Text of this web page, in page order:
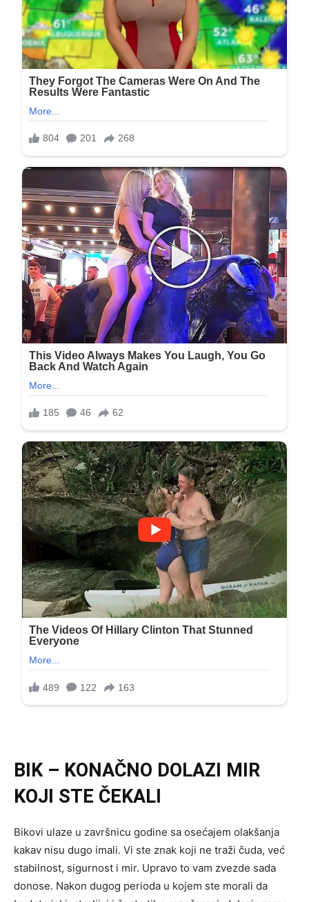
BIK – KONAČNO DOLAZI MIR
KOJI STE ČEKALI
Bikovi ulaze u završnicu godine sa osećajem olakšanja
kakav nisu dugo imali. Vi ste znak koji ne traži čuda, već
stabilnost, sigurnost i mir. Upravo to vam zvezde sada
donose. Nakon dugog perioda u kojem ste morali da